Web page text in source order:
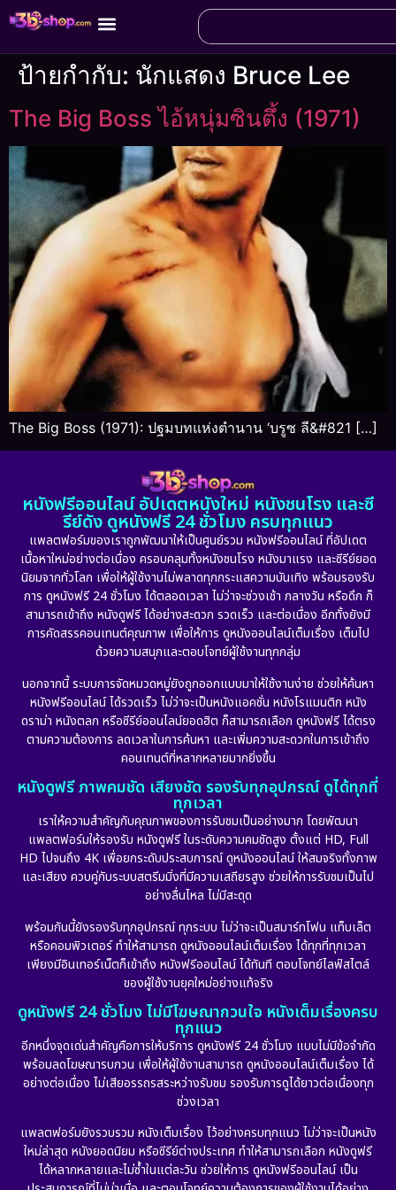
ป้ายกำกับ: นักแสดง Bruce Lee
The Big Boss ไอ้หนุ่มซินตึ้ง (1971)
The Big Boss (1971): ปฐมบทแห่งตำนาน ‘บรูซ ลี&#821 […]
หนังฟรีออนไลน์ อัปเดตหนังใหม่ หนังชนโรง และซี
รีย์ดัง ดูหนังฟรี 24 ชั่วโมง ครบทุกแนว
แพลตฟอร์มของเราถูกพัฒนาให้เป็นศูนย์รวม หนังฟรีออนไลน์ ที่อัปเดต
เนื้อหาใหม่อย่างต่อเนื่อง ครอบคลุมทั้งหนังชนโรง หนังมาแรง และซีรีย์ยอด
นิยมจากทั่วโลก เพื่อให้ผู้ใช้งานไม่พลาดทุกกระแสความบันเทิง พร้อมรองรับ
การ ดูหนังฟรี 24 ชั่วโมง ได้ตลอดเวลา ไม่ว่าจะช่วงเช้า กลางวัน หรือดึก ก็
สามารถเข้าถึง หนังดูฟรี ได้อย่างสะดวก รวดเร็ว และต่อเนื่อง อีกทั้งยังมี
การคัดสรรคอนเทนต์คุณภาพ เพื่อให้การ ดูหนังออนไลน์เต็มเรื่อง เต็มไป
ด้วยความสนุกและตอบโจทย์ผู้ใช้งานทุกกลุ่ม
นอกจากนี้ ระบบการจัดหมวดหมู่ยังถูกออกแบบมาให้ใช้งานง่าย ช่วยให้ค้นหา
หนังฟรีออนไลน์ ได้รวดเร็ว ไม่ว่าจะเป็นหนังแอคชั่น หนังโรแมนติก หนัง
ดราม่า หนังตลก หรือซีรีย์ออนไลน์ยอดฮิต ก็สามารถเลือก ดูหนังฟรี ได้ตรง
ตามความต้องการ ลดเวลาในการค้นหา และเพิ่มความสะดวกในการเข้าถึง
คอนเทนต์ที่หลากหลายมากยิ่งขึ้น
หนังดูฟรี ภาพคมชัด เสียงชัด รองรับทุกอุปกรณ์ ดูได้ทุกที่
ทุกเวลา
เราให้ความสำคัญกับคุณภาพของการรับชมเป็นอย่างมาก โดยพัฒนา
แพลตฟอร์มให้รองรับ หนังดูฟรี ในระดับความคมชัดสูง ตั้งแต่ HD, Full
HD ไปจนถึง 4K เพื่อยกระดับประสบการณ์ ดูหนังออนไลน์ ให้สมจริงทั้งภาพ
และเสียง ควบคู่กับระบบสตรีมมิ่งที่มีความเสถียรสูง ช่วยให้การรับชมเป็นไป
อย่างลื่นไหล ไม่มีสะดุด
พร้อมกันนี้ยังรองรับทุกอุปกรณ์ ทุกระบบ ไม่ว่าจะเป็นสมาร์ทโฟน แท็บเล็ต
หรือคอมพิวเตอร์ ทำให้สามารถ ดูหนังออนไลน์เต็มเรื่อง ได้ทุกที่ทุกเวลา
เพียงมีอินเทอร์เน็ตก็เข้าถึง หนังฟรีออนไลน์ ได้ทันที ตอบโจทย์ไลฟ์สไตล์
ของผู้ใช้งานยุคใหม่อย่างแท้จริง
ดูหนังฟรี 24 ชั่วโมง ไม่มีโฆษณากวนใจ หนังเต็มเรื่องครบ
ทุกแนว
อีกหนึ่งจุดเด่นสำคัญคือการให้บริการ ดูหนังฟรี 24 ชั่วโมง แบบไม่มีข้อจำกัด
พร้อมลดโฆษณารบกวน เพื่อให้ผู้ใช้งานสามารถ ดูหนังออนไลน์เต็มเรื่อง ได้
อย่างต่อเนื่อง ไม่เสียอรรถรสระหว่างรับชม รองรับการดูได้ยาวต่อเนื่องทุก
ช่วงเวลา
แพลตฟอร์มยังรวบรวม หนังเต็มเรื่อง ไว้อย่างครบทุกแนว ไม่ว่าจะเป็นหนัง
ใหม่ล่าสุด หนังยอดนิยม หรือซีรีย์ต่างประเทศ ทำให้สามารถเลือก หนังดูฟรี
ได้หลากหลายและไม่ซ้ำในแต่ละวัน ช่วยให้การ ดูหนังฟรีออนไลน์ เป็น